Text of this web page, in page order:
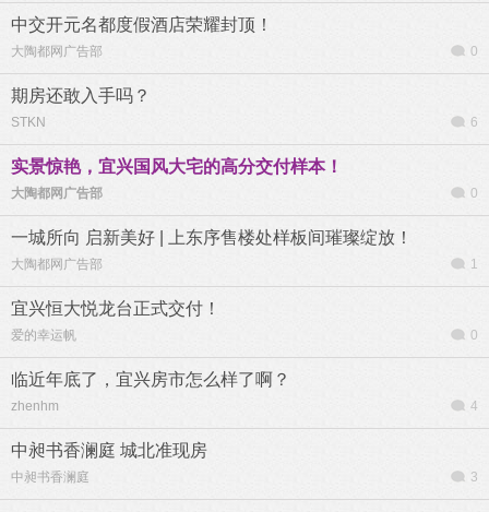
中交开元名都度假酒店荣耀封顶！
大陶都网广告部 0
期房还敢入手吗？
STKN 6
实景惊艳，宜兴国风大宅的高分交付样本！
大陶都网广告部 0
一城所向 启新美好 | 上东序售楼处样板间璀璨绽放！
大陶都网广告部 1
宜兴恒大悦龙台正式交付！
爱的幸运帆 0
临近年底了，宜兴房市怎么样了啊？
zhenhm 4
中昶书香澜庭 城北准现房
中昶书香澜庭 3